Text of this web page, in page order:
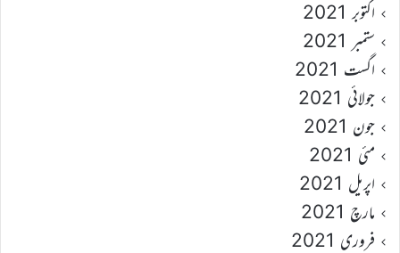
اکتوبر 2021
ستمبر 2021
اگست 2021
جولائی 2021
جون 2021
مئی 2021
اپریل 2021
مارچ 2021
فروری 2021